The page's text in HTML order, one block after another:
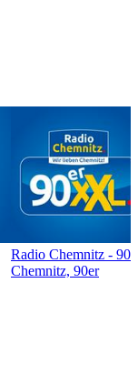
Radio Chemnitz -
Chemnitz, 90er